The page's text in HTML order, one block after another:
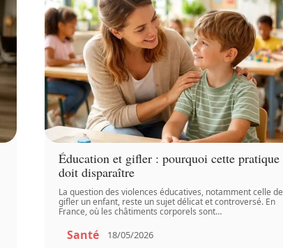
Éducation et gifler : pourquoi cette pratique
doit disparaître
La question des violences éducatives, notamment celle de
gifler un enfant, reste un sujet délicat et controversé. En
France, où les châtiments corporels sont…
Santé 18/05/2026